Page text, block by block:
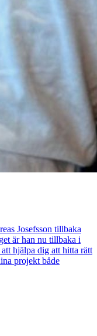
Josefsson tillbaka
är han nu tillbaka i
hjälpa dig att hitta rätt
projekt både